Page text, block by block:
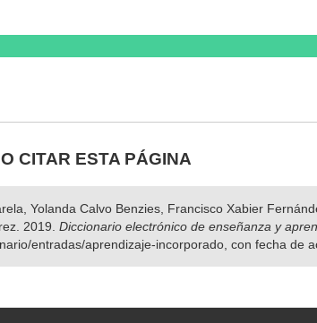
CITAR ESTA PÁGINA
Yolanda Calvo Benzies, Francisco Xabier
2019. Diccionario electrónico de enseñanza y
entradas/aprendizaje-incorporado, con fecha de